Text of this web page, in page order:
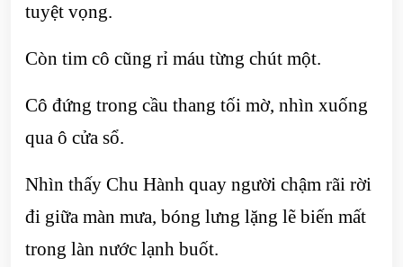
tuyệt vọng.
Còn tim cô cũng rỉ máu từng chút một.
Cô đứng trong cầu thang tối mờ, nhìn xuống
qua ô cửa sổ.
Nhìn thấy Chu Hành quay người chậm rãi rời
đi giữa màn mưa, bóng lưng lặng lẽ biến mất
trong làn nước lạnh buốt.